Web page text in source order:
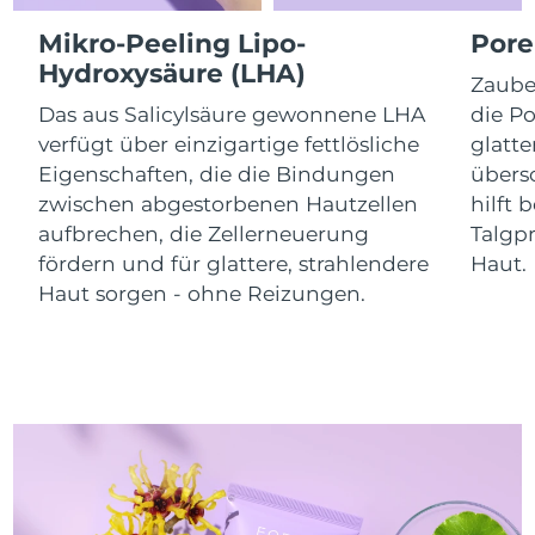
Mikro-Peeling Lipo-
Hydroxysäure (LHA)
Das aus Salicylsäure gewonnene LHA
verfügt über einzigartige fettlösliche
Eigenschaften, die die Bindungen
zwischen abgestorbenen Hautzellen
aufbrechen, die Zellerneuerung
fördern und für glattere, strahlendere
Haut sorgen - ohne Reizungen.
die
hilft
Haut.
Litauen Erwartete Lieferung8/9/26
Luxemburg Erwartete Lieferung 8/9/26
Sonderverwaltungsregion
Macau
Erwartete Lieferung 8/11/26
Malaysia Erwartete Lieferung 8/12/26
Malta Erwartete Lieferung 8/9/26
Niederlande
Neuseeland